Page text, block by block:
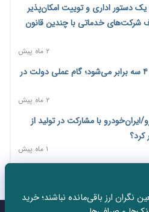
۱ روز پیش
تورم؛ قدرت خرید یارانه یک‌میلیونی
در تقویم رسمی ایران/«روز ملی
رسید؟
۱ روز پیش
۳ روز پیش
دستور اداری و توییت امکان‌پذیر
خدماتی با چندین قانون
۲ ماه پیش
یارانه خانواده‌های دهک ۱ تا ۴ سه برابر می‌شود؛ گام عملی دولت در
۲ ماه پیش
با مشارکت در تولید از
۱ ماه پیش
پذیرش شد
و کارفرما را با جریمه و شکایت
نگران ارز باقی‌مانده نباشند؛ خرید